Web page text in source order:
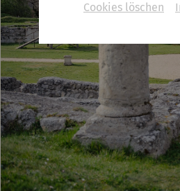
Cookies löschen